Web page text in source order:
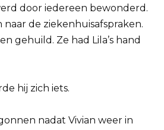
door iedereen bewonderd.
naar de ziekenhuisafspraken.
gehuild. Ze had Lila’s hand
hij zich iets.
nadat Vivian weer in